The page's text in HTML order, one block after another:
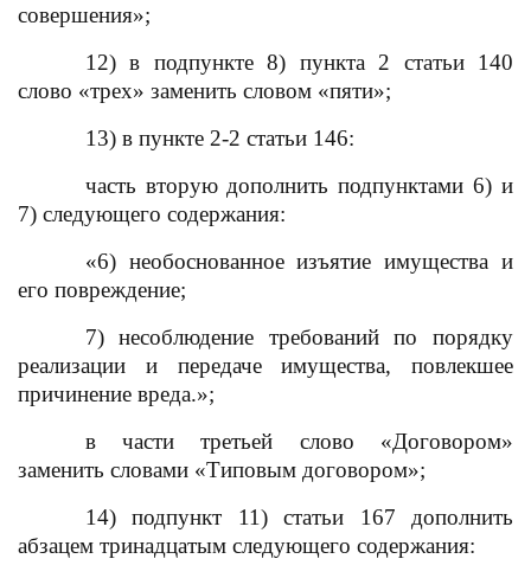
совершения»;
12) в подпункте 8) пункта 2 статьи 140
слово «трех» заменить словом «пяти»;
13) в пункте 2-2 статьи 146:
часть вторую дополнить подпунктами 6) и
7) следующего содержания:
«6) необоснованное изъятие имущества и
его повреждение;
7) несоблюдение требований по порядку
реализации и передаче имущества, повлекшее
причинение вреда.»;
в части третьей слово «Договором»
заменить словами «Типовым договором»;
14) подпункт 11) статьи 167 дополнить
абзацем тринадцатым следующего содержания: